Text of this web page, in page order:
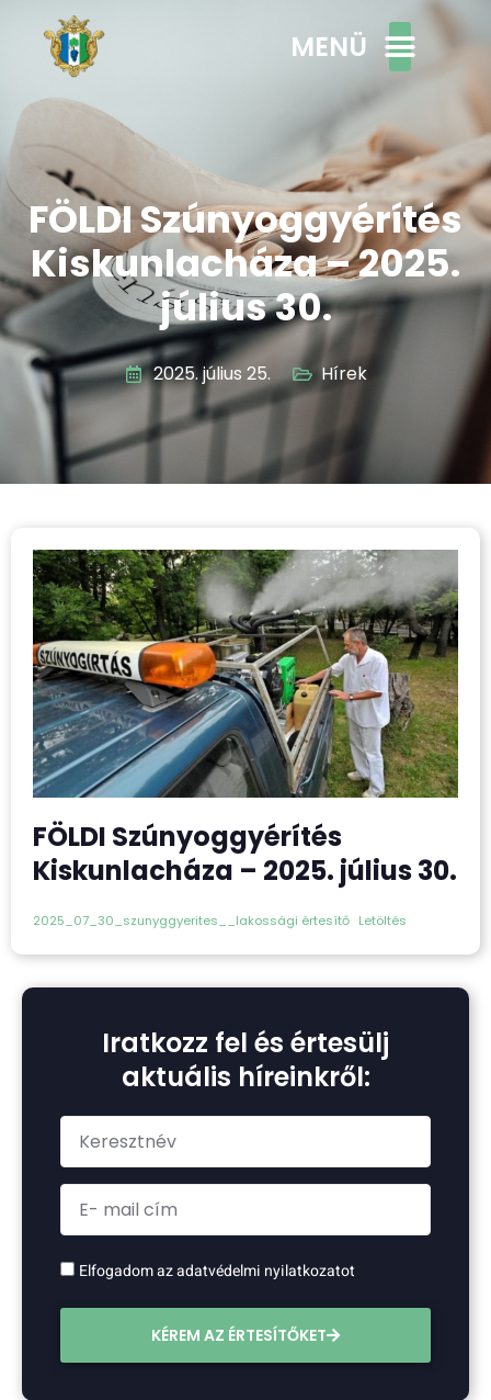
MENÜ
FÖLDI Szúnyoggyérítés
Kiskunlacháza – 2025.
július 30.
2025. július 25. Hírek
FÖLDI Szúnyoggyérítés
Kiskunlacháza – 2025. július 30.
2025_07_30_szunyggyerites__lakossági értesítő Letöltés
Iratkozz fel és értesülj
aktuális híreinkről:
Elfogadom az adatvédelmi nyilatkozatot
KÉREM AZ ÉRTESÍTŐKET